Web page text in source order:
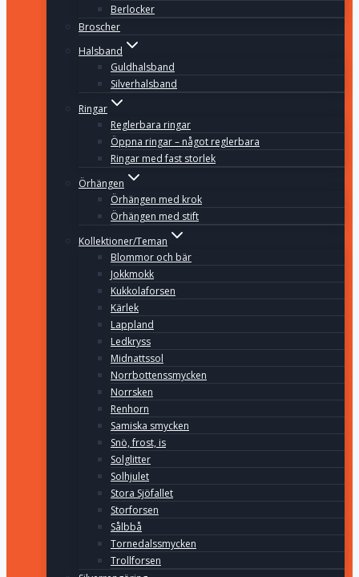
Berlocker
Broscher
Halsband
Guldhalsband
Silverhalsband
Ringar
Reglerbara ringar
Öppna ringar – något reglerbara
Ringar med fast storlek
Örhängen
Örhängen med krok
Örhängen med stift
Kollektioner/Teman
Blommor och bär
Jokkmokk
Kukkolaforsen
Kärlek
Lappland
Ledkryss
Midnattssol
Norrbottenssmycken
Norrsken
Renhorn
Samiska smycken
Snö, frost, is
Solglitter
Solhjulet
Stora Sjöfallet
Storforsen
Sålbbå
Tornedalssmycken
Trollforsen